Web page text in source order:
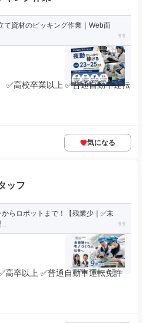
て資材のピッキング作業｜Web面
高校卒業以上 ✅普通自動車運転
気になる
ッフ
らロボットまで！【残業少｜✅未
高卒以上 ✅普通自動車運転免許